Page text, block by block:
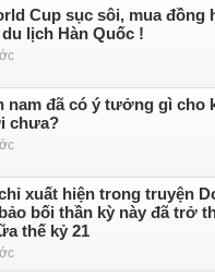
Cup sục sôi, mua đồng
lịch Hàn Quốc !
nam đã có ý tưởng gì cho
chưa?
xuất hiện trong truyện
bối thần kỳ này đã trở
thế kỷ 21